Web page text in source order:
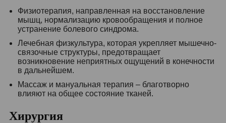
Физиотерапия, направленная на восстановление
мышц, нормализацию кровообращения и полное
устранение болевого синдрома.
Лечебная физкультура, которая укрепляет мышечно-
связочные структуры, предотвращает
возникновение неприятных ощущений в конечности
в дальнейшем.
Массаж и мануальная терапия – благотворно
влияют на общее состояние тканей.
Хирургия